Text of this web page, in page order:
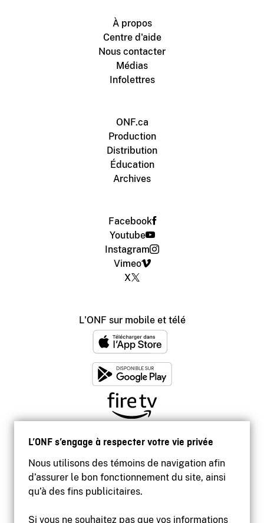
L’ONF s’engage à respecter votre vie privée
Nous utilisons des témoins de navigation afin
d’assurer le bon fonctionnement du site, ainsi
qu’à des fins publicitaires.
Si vous ne souhaitez pas que vos informations
À propos
Centre d'aide
Nous contacter
Médias
Infolettres
ONF.ca
Production
Distribution
Éducation
Archives
Facebook
Youtube
Instagram
Vimeo
X
L'ONF sur mobile et télé